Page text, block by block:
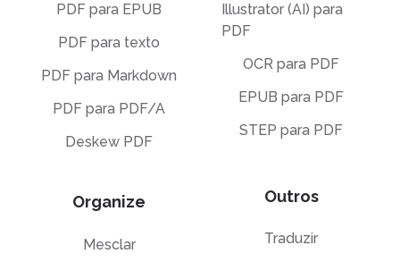
PDF para EPUB
PDF para texto
PDF para Markdown
PDF para PDF/A
Deskew PDF
Organize
Mesclar
Illustrator (AI) para
PDF
OCR para PDF
EPUB para PDF
STEP para PDF
Outros
Traduzir